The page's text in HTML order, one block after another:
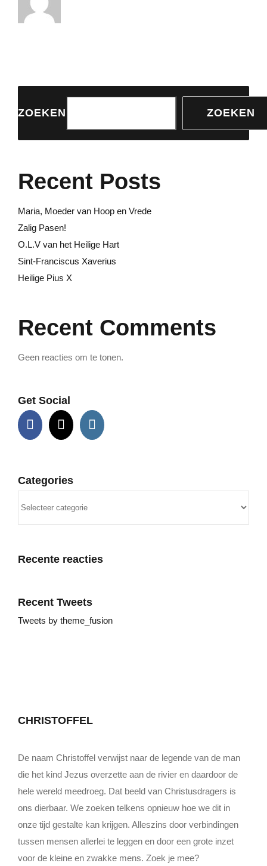
ZOEKEN ZOEKEN
Recent Posts
Maria, Moeder van Hoop en Vrede
Zalig Pasen!
O.L.V van het Heilige Hart
Sint-Franciscus Xaverius
Heilige Pius X
Recent Comments
Geen reacties om te tonen.
Get Social
Categories
Recente reacties
Recent Tweets
Tweets by theme_fusion
CHRISTOFFEL
De naam Christoffel verwijst naar de legende van de man
die het kind Jezus overzette aan de rivier en daardoor de
hele wereld meedroeg. Dat beeld van Christusdragers is
ons dierbaar. We zoeken telkens opnieuw hoe we dit in
onze tijd gestalte kan krijgen. Alleszins door verbindingen
tussen mensen allerlei te leggen en door een grote inzet
voor de kleine en zwakke mens. Zoek je mee?